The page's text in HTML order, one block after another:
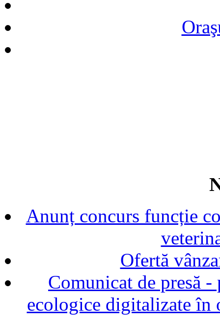
Anunț concurs funcție
Ofertă
Comunicat de presă
ecologice digitalizate în